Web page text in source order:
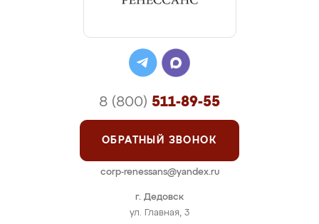
г. Дедовск
ул. Главная, 3
8 (800) 511-89-55
ОБРАТНЫЙ ЗВОНОК
corp-renessans@yandex.ru